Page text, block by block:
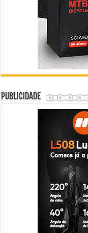
Publicidade